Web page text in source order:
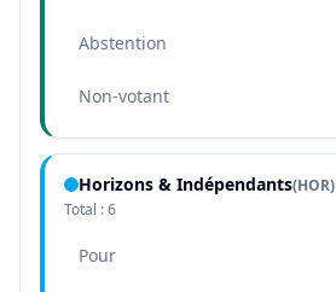
Abstention
Non-votant
Horizons & Indépendants(HOR)
Total :6
Pour